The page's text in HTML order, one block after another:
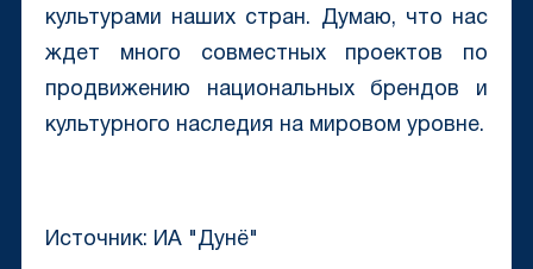
культурами наших стран. Думаю, что нас
ждет много совместных проектов по
продвижению национальных брендов и
культурного наследия на мировом уровне.
Источник: ИА "Дунё"